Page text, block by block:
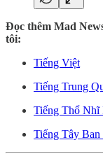
Đọc thêm Mad
tôi:
Tiếng Việt
Tiếng Trung
Tiếng Thổ Nhĩ
Tiếng Tây Ban